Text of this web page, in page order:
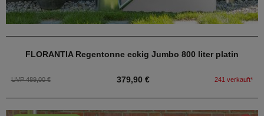
FLORANTIA Regentonne eckig Jumbo 800 liter platin
UVP 489,00 € 379,90 € 241 verkauft*